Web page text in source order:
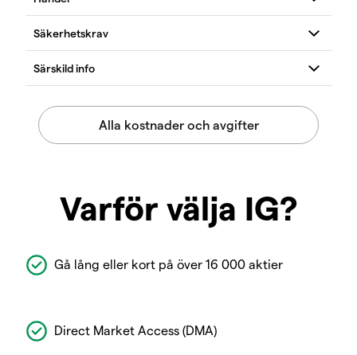
Varför välja IG?
Gå lång eller kort på över 16 000 aktier
Direct Market Access (DMA)